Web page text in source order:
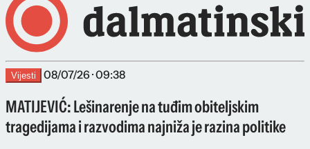
Vijesti 08/07/26 · 09:38
MATIJEVIĆ: Lešinarenje na tuđim obiteljskim
tragedijama i razvodima najniža je razina politike